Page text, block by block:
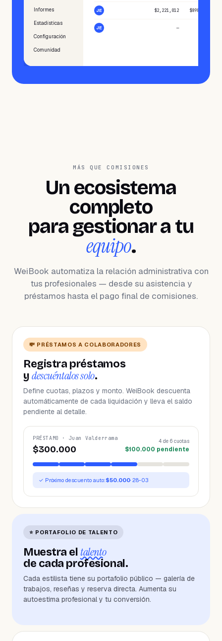
Informes
Estadísticas
Configuración
Comunidad
JE $2,221,012 $898,648
JE —
MÁS QUE COMISIONES
Un ecosistema
completo
para gestionar a tu
equipo.
WeiBook automatiza la relación administrativa con
tus profesionales — desde su asistencia y
préstamos hasta el pago final de comisiones.
💸 PRÉSTAMOS A COLABORADORES
Registra préstamos
ydescuéntalos solo.
Define cuotas, plazos y monto. WeiBook descuenta
automáticamente de cada liquidación y lleva el saldo
pendiente al detalle.
PRÉSTAMO · Juan Valderrama
$300.000
4 de 6 cuotas
$100.000 pendiente
✓ Próximo descuento auto:$50.000· 28-03
⭐ PORTAFOLIO DE TALENTO
Muestra eltalento
de cada profesional.
Cada estilista tiene su portafolio público — galería de
trabajos, reseñas y reserva directa. Aumenta su
autoestima profesional y tu conversión.